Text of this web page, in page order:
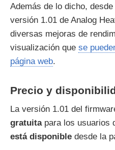
Además de lo dicho,
versión 1.01 de Analog
diversas mejoras de
visualización que se
página web.
Precio y
La versión 1.01 del
gratuitapara los usuarios
está disponible desde la